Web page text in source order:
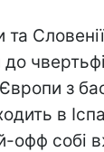
та
до
з
в
офф собі